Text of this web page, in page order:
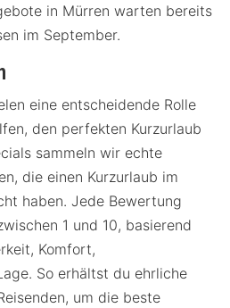
in Mürren warten bereits
im September.
eine entscheidende Rolle
den perfekten Kurzurlaub
sammeln wir echte
die einen Kurzurlaub im
haben. Jede Bewertung
1 und 10, basierend
Komfort,
So erhältst du ehrliche
um die beste